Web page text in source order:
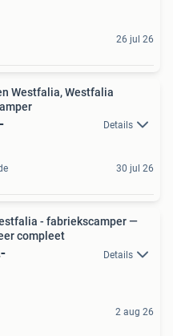
26 jul 26
Westfalia, Westfalia
Details
30 jul 26
- fabriekscamper —
compleet
Details
2 aug 26